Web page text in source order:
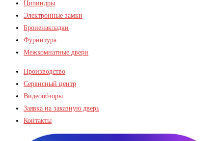
Цилиндры
Электронные замки
Броненакладки
Фурнитура
Межкомнатные двери
Производство
Сервисный центр
Видеообзоры
Заявка на заказную дверь
Контакты